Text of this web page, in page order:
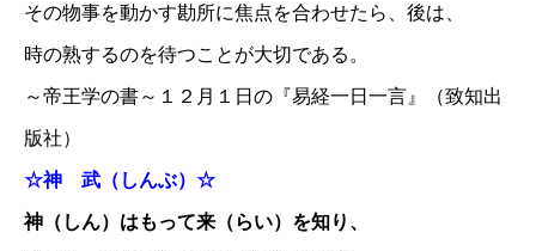
その物事を動かす勘所に焦点を合わせたら、後は、
時の熟するのを待つことが大切である。
～帝王学の書～１２月１日の『易経一日一言』（致知出
版社）
☆神 武（しんぶ）☆
神（しん）はもって来（らい）を知り、